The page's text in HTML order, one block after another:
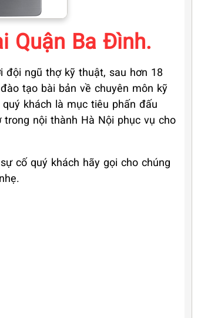
Quận Ba Đình.
đội ngũ thợ kỹ thuật, sau hơn 18
tạo bài bản về chuyên môn kỹ
khách là mục tiêu phấn đấu
trong nội thành Hà Nội phục vụ cho
cố quý khách hãy gọi cho chúng